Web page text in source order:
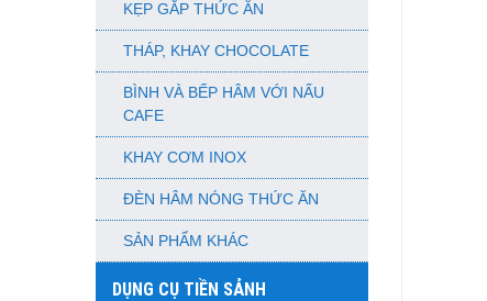
KẸP GẮP THỨC ĂN
THÁP, KHAY CHOCOLATE
BÌNH VÀ BẾP HÂM VỚI NẤU
CAFE
KHAY CƠM INOX
ĐÈN HÂM NÓNG THỨC ĂN
SẢN PHẨM KHÁC
DỤNG CỤ TIỀN SẢNH